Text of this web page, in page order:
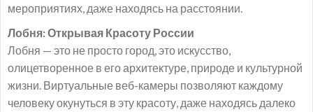
мероприятиях, даже находясь на расстоянии.
Лобня: Открывая Красоту России
Лобня — это не просто город, это искусство,
олицетворенное в его архитектуре, природе и культурной
жизни. Виртуальные веб-камеры позволяют каждому
человеку окунуться в эту красоту, даже находясь далеко